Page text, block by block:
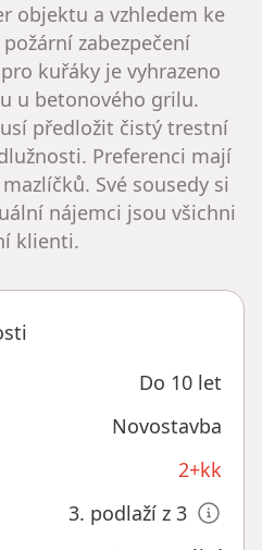
objektu a vzhledem ke
zabezpečení
kuřáky je vyhrazeno
u betonového grilu.
předložit čistý trestní
Preferenci mají
Své sousedy si
nájemci jsou všichni
klienti.
Do 10 let
Novostavba
2+kk
3. podlaží z 3